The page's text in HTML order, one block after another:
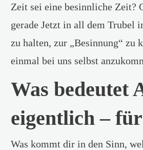
Zeit sei eine besinnliche Zeit?
gerade Jetzt in all dem Trubel
zu halten, zur „Besinnung“ zu
einmal bei uns selbst
Was bedeutet
eigentlich –
Was kommt dir in den Sinn,